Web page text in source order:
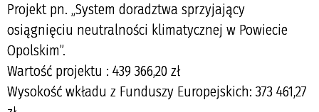
Projekt pn. „System doradztwa sprzyjający
osiągnięciu neutralności klimatycznej w Powiecie
Opolskim”.
Wartość projektu : 439 366,20 zł
Wysokość wkładu z Funduszy Europejskich: 373 461,27